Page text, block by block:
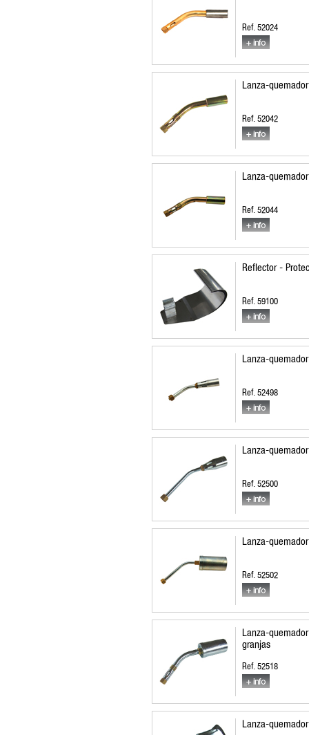
Ref. 52024
Lanza-
Ref. 52042
Lanza-
Ref. 52044
Reflector -
Ref. 59100
Lanza-
Ref. 52498
Lanza-
Ref. 52500
Lanza-
Ref. 52502
Lanza-
granjas
Ref. 52518
Lanza-